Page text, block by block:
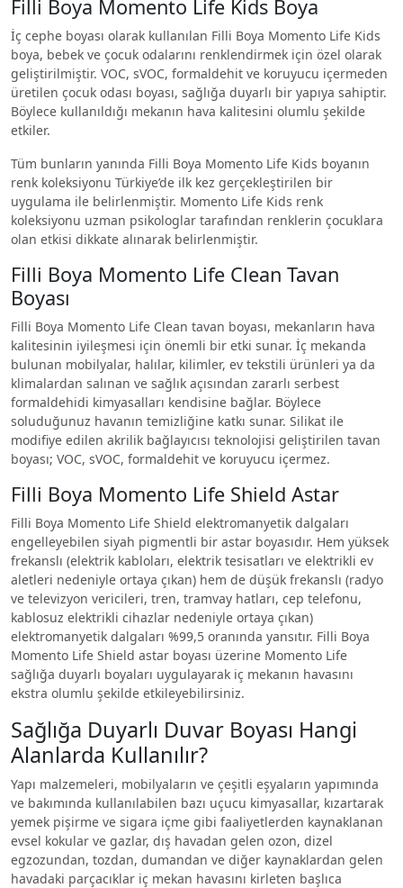
Filli Boya Momento Life Kids Boya
İç cephe boyası olarak kullanılan Filli Boya Momento Life Kids
boya, bebek ve çocuk odalarını renklendirmek için özel olarak
geliştirilmiştir. VOC, sVOC, formaldehit ve koruyucu içermeden
üretilen çocuk odası boyası, sağlığa duyarlı bir yapıya sahiptir.
Böylece kullanıldığı mekanın hava kalitesini olumlu şekilde
etkiler.
Tüm bunların yanında Filli Boya Momento Life Kids boyanın
renk koleksiyonu Türkiye’de ilk kez gerçekleştirilen bir
uygulama ile belirlenmiştir. Momento Life Kids renk
koleksiyonu uzman psikologlar tarafından renklerin çocuklara
olan etkisi dikkate alınarak belirlenmiştir.
Filli Boya Momento Life Clean Tavan
Boyası
Filli Boya Momento Life Clean tavan boyası, mekanların hava
kalitesinin iyileşmesi için önemli bir etki sunar. İç mekanda
bulunan mobilyalar, halılar, kilimler, ev tekstili ürünleri ya da
klimalardan salınan ve sağlık açısından zararlı serbest
formaldehidi kimyasalları kendisine bağlar. Böylece
soluduğunuz havanın temizliğine katkı sunar. Silikat ile
modifiye edilen akrilik bağlayıcısı teknolojisi geliştirilen tavan
boyası; VOC, sVOC, formaldehit ve koruyucu içermez.
Filli Boya Momento Life Shield Astar
Filli Boya Momento Life Shield elektromanyetik dalgaları
engelleyebilen siyah pigmentli bir astar boyasıdır. Hem yüksek
frekanslı (elektrik kabloları, elektrik tesisatları ve elektrikli ev
aletleri nedeniyle ortaya çıkan) hem de düşük frekanslı (radyo
ve televizyon vericileri, tren, tramvay hatları, cep telefonu,
kablosuz elektrikli cihazlar nedeniyle ortaya çıkan)
elektromanyetik dalgaları %99,5 oranında yansıtır. Filli Boya
Momento Life Shield astar boyası üzerine Momento Life
sağlığa duyarlı boyaları uygulayarak iç mekanın havasını
ekstra olumlu şekilde etkileyebilirsiniz.
Sağlığa Duyarlı Duvar Boyası Hangi
Alanlarda Kullanılır?
Yapı malzemeleri, mobilyaların ve çeşitli eşyaların yapımında
ve bakımında kullanılabilen bazı uçucu kimyasallar, kızartarak
yemek pişirme ve sigara içme gibi faaliyetlerden kaynaklanan
evsel kokular ve gazlar, dış havadan gelen ozon, dizel
egzozundan, tozdan, dumandan ve diğer kaynaklardan gelen
havadaki parçacıklar iç mekan havasını kirleten başlıca